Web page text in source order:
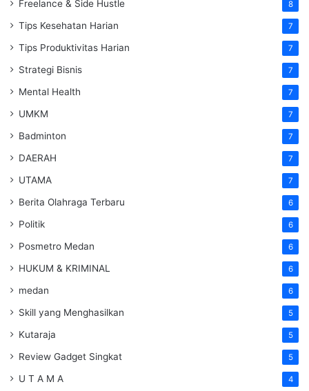
Freelance & Side Hustle 8
Tips Kesehatan Harian 7
Tips Produktivitas Harian 7
Strategi Bisnis 7
Mental Health 7
UMKM 7
Badminton 7
DAERAH 7
UTAMA 7
Berita Olahraga Terbaru 6
Politik 6
Posmetro Medan 6
HUKUM & KRIMINAL 6
medan 6
Skill yang Menghasilkan 5
Kutaraja 5
Review Gadget Singkat 5
U T A M A 4